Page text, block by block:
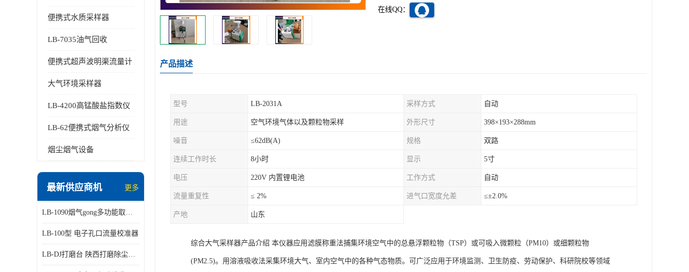
便携式水质采样器
LB-7035油气回收
便携式超声波明渠流量计
大气环境采样器
LB-4200高锰酸盐指数仪
LB-62便携式烟气分析仪
烟尘烟气设备
最新供应商机 更多
LB-1090烟气gong多功能取样管
LB-100型 电子孔口流量校准器
LB-DJ打磨台 陕西打磨除尘平台
在线QQ：
产品描述
型号 LB-2031A 采样方式 自动
用途 空气环境气体以及颗粒物采样 外形尺寸 398×193×288mm
噪音 ≤62dB(A) 规格 双路
连续工作时长 8小时 显示 5寸
电压 220V 内置锂电池 工作方式 自动
流量重复性 ≤ 2% 进气口宽度允差 ≤±2.0%
产地 山东
综合大气采样器产品介绍 本仪器应用滤膜称重法捕集环境空气中的总悬浮颗粒物（TSP）或可吸入微颗粒（PM10）或细颗粒物
(PM2.5)。用溶液吸收法采集环境大气、室内空气中的各种气态物质。可广泛应用于环境监测、卫生防疫、劳动保护、科研院校等领域